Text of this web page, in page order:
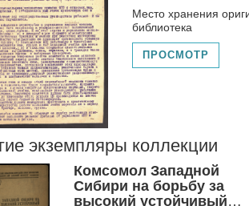
Место хранения
библиотека
ПРОСМОТР
экземпляры коллекции
Комсомол Западной
Сибири на борьбу за
высокий устойчивый